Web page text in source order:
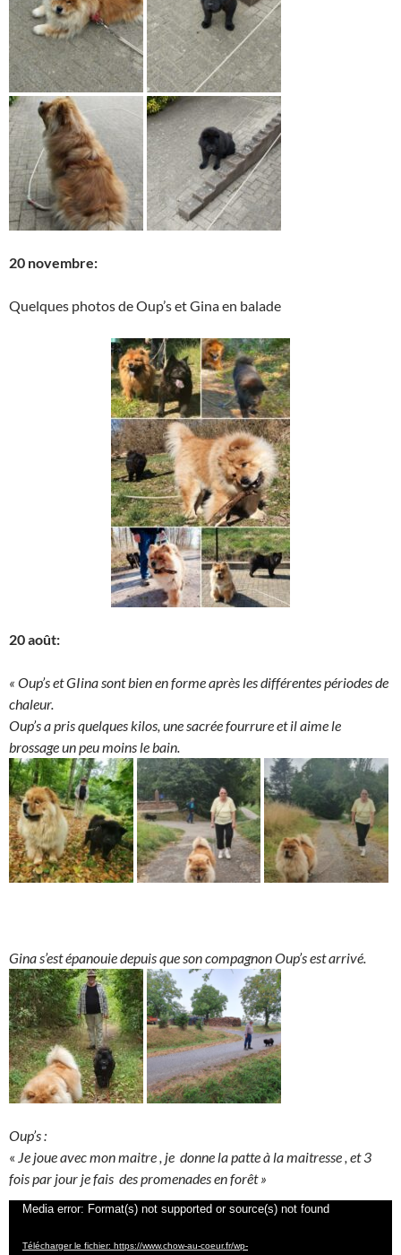
20 novembre:
Quelques photos de Oup’s et Gina en balade
20 août:
« Oup’s et GIina sont bien en forme après les différentes périodes de
chaleur.
Oup’s a pris quelques kilos, une sacrée fourrure et il aime le
brossage un peu moins le bain.
Gina s’est épanouie depuis que son compagnon Oup’s est arrivé.
Oup’s :
« Je joue avec mon maitre , je donne la patte à la maitresse , et 3
fois par jour je fais des promenades en forêt »
Lecteur
Media error: Format(s) not supported or source(s) not found
Télécharger le fichier: https://www.chow-au-coeur.fr/wp-